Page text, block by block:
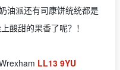
油派还有司康饼统统都是
酸甜的果香了呢？！
LL13 9YU